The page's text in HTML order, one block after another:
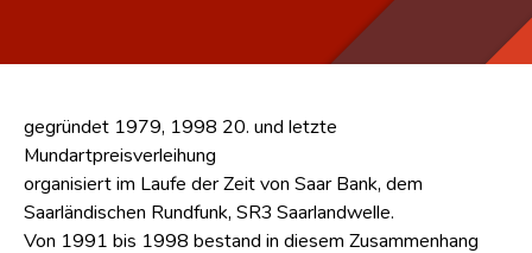
Foire aux questions
Équipe scientifique
Contact
gegründet 1979, 1998 20. und letzte
Mundartpreisverleihung
organisiert im Laufe der Zeit von Saar Bank, dem
Saarländischen Rundfunk, SR3 Saarlandwelle.
Von 1991 bis 1998 bestand in diesem Zusammenhang